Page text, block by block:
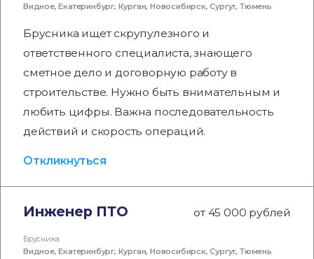
Видное,Екатеринбург, Курган,Новосибирск,Сургут, Тюмень
Брусника ищет скрупулезного и
ответственного специалиста, знающего
сметное дело и договорную работу в
строительстве. Нужно быть внимательным и
любить цифры. Важна последовательность
действий и скорость операций.
Откликнуться
Инженер ПТО от 45 000 рублей
Брусника
Видное,Екатеринбург, Курган,Новосибирск,Сургут, Тюмень